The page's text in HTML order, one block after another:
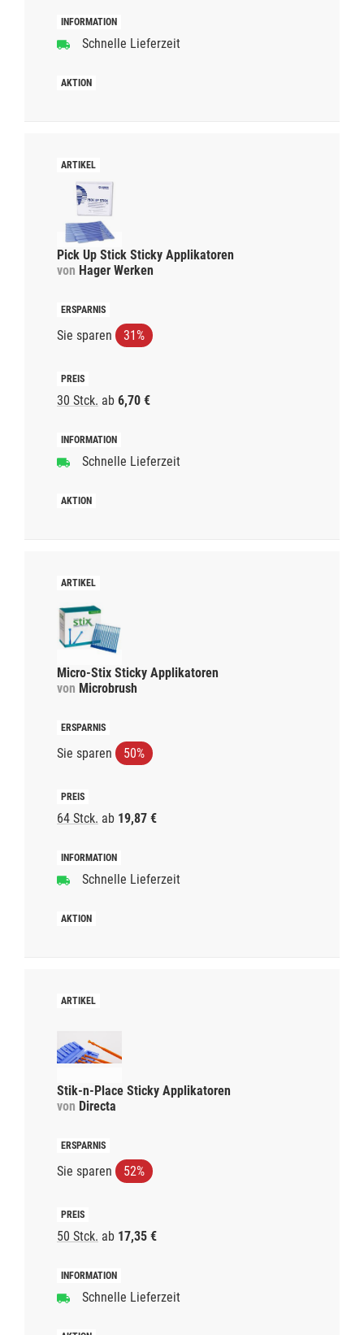
Schnelle Lieferzeit
Pick Up Stick Sticky Applikatoren
von Hager Werken
Sie sparen 31%
30 Stck. ab 6,70 €
Schnelle Lieferzeit
Micro-Stix Sticky Applikatoren
von Microbrush
Sie sparen 50%
64 Stck. ab 19,87 €
Schnelle Lieferzeit
Stik-n-Place Sticky Applikatoren
von Directa
Sie sparen 52%
50 Stck. ab 17,35 €
Schnelle Lieferzeit